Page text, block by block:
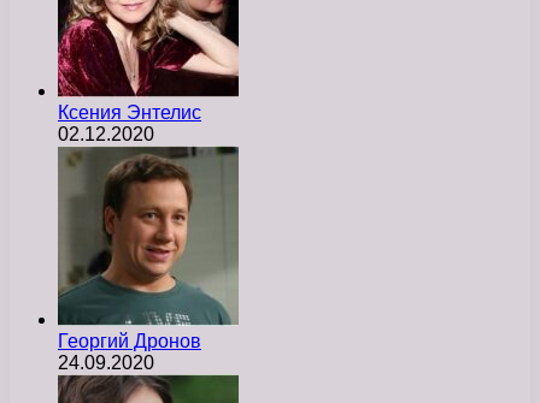
Ксения Энтелис
02.12.2020
Георгий Дронов
24.09.2020